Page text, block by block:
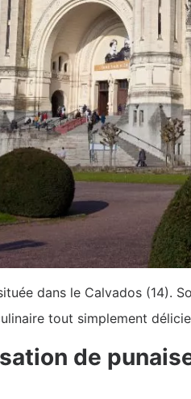
dans le Calvados (14).
tout simplement
de